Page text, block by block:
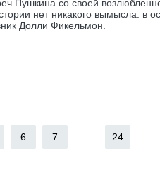
Пушкина со своей
нет никакого вымысла: в
Долли Фикельмон.
6 7 24